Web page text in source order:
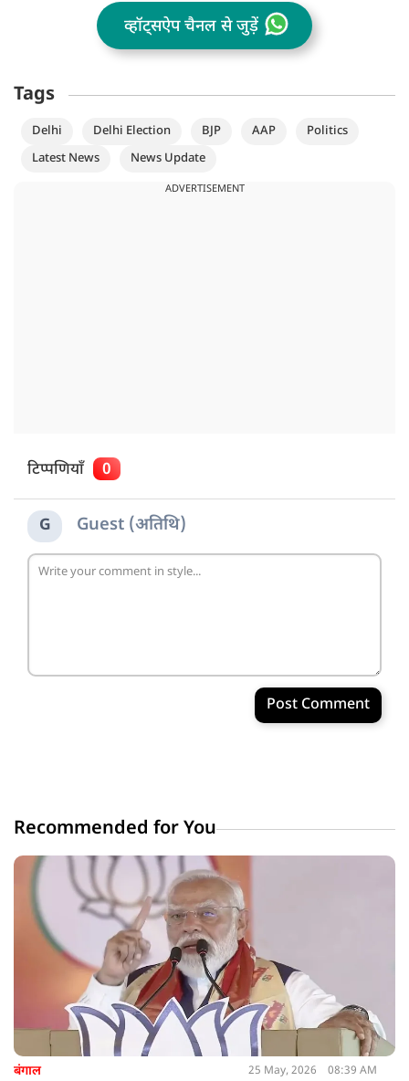
व्हॉट्सऐप चैनल से जुड़ें
Tags
Delhi Delhi Election BJP AAP
Politics
Latest News
News Update
ADVERTISEMENT
टिप्पणियाँ 0
G Guest (अतिथि)
Post Comment
Recommended for You
बंगाल 25 May, 2026 08:39 AM